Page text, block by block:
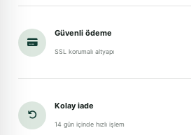
Güvenli ödeme
SSL korumalı altyapı
Kolay iade
14 gün içinde hızlı işlem